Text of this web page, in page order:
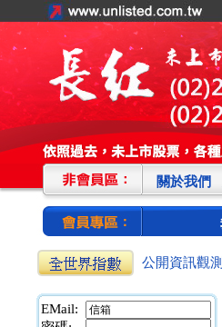
關於我們
公開資訊觀
EMail: